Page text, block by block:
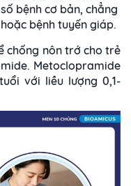
bệnh cơ bản, chẳng
bệnh tuyến giáp.
chống nôn trớ cho trẻ
Metoclopramide
với liều lượng 0,1-